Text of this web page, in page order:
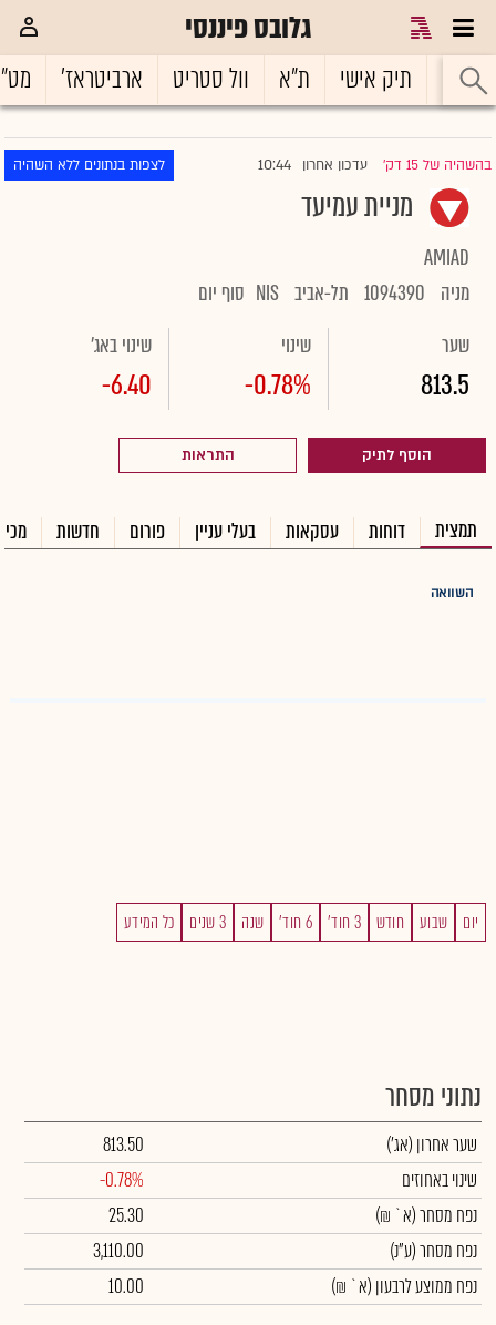
גלובס פיננסי
ראשי תיק אישי ת"א וול סטריט ארביטראז'
בהשהיה של 15 דק' |עדכון אחרון 10:44 לצפות בנתונים ללא השהיה
מניית עמיעד
AMIAD
מניה
1094390 תל-אביב NIS סוף יום
שער
813.5
שינוי
-0.78%
שינוי באג'
-6.40
הוסף לתיק התראות
תמצית דוחות עסקאות בעלי עניין פורום חדשות
השוואה
יום שבוע חודש 3 חוד' 6 חוד' שנה 3 שנים כל המידע
נתוני מסחר
שער אחרון (אג')
813.50
שינוי באחוזים
-0.78%
נפח מסחר(א` ₪)
25.30
נפח מסחר(ע"נ)
3,110.00
נפח ממוצע לרבעון (א` ₪)
10.00